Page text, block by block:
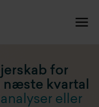
for
næste kvartal
eller